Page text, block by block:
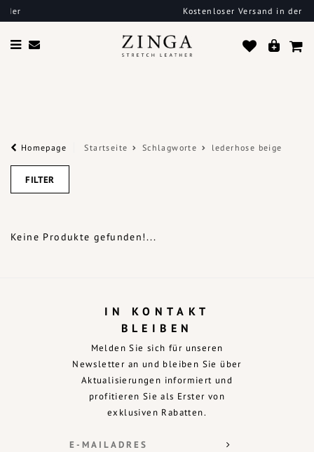
Kostenloser Versand in der EU
Homepage Startseite Schlagworte lederhose beige
FILTER
Keine Produkte gefunden!...
IN KONTAKT
BLEIBEN
Melden Sie sich für unseren
Newsletter an und bleiben Sie über
Aktualisierungen informiert und
profitieren Sie als Erster von
exklusiven Rabatten.